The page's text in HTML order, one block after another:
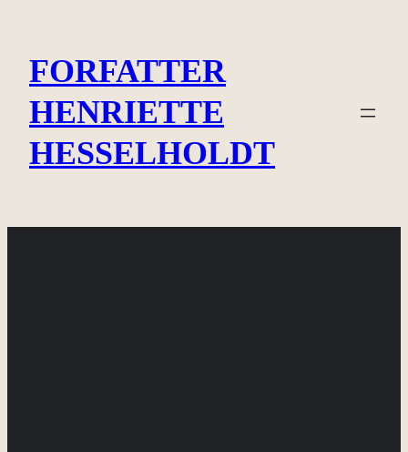
indhold
FORFATTER
HENRIETTE
HESSELHOLDT